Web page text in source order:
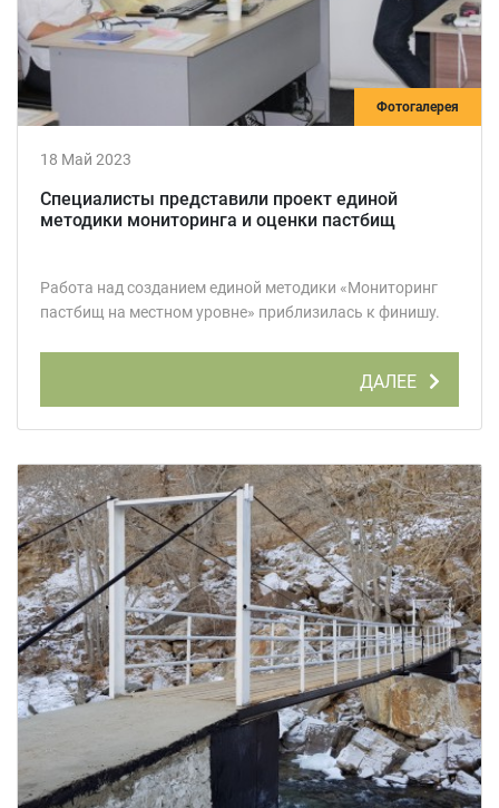
Фотогалерея
18 Май 2023
Специалисты представили проект единой
методики мониторинга и оценки пастбищ
Работа над созданием единой методики «Мониторинг
пастбищ на местном уровне» приблизилась к финишу.
ДАЛЕЕ